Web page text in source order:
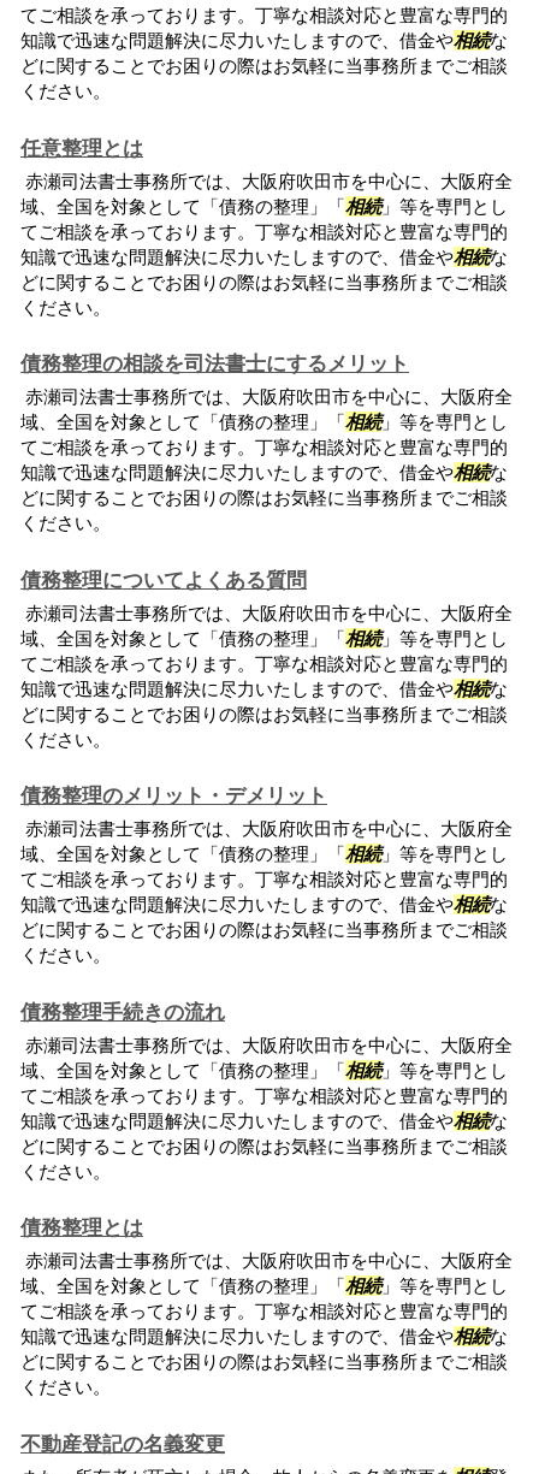
てご相談を承っております。丁寧な相談対応と豊富な専門的
知識で迅速な問題解決に尽力いたしますので、借金や相続な
どに関することでお困りの際はお気軽に当事務所までご相談
ください。
任意整理とは
赤瀬司法書士事務所では、大阪府吹田市を中心に、大阪府全
域、全国を対象として「債務の整理」「相続」等を専門とし
てご相談を承っております。丁寧な相談対応と豊富な専門的
知識で迅速な問題解決に尽力いたしますので、借金や相続な
どに関することでお困りの際はお気軽に当事務所までご相談
ください。
債務整理の相談を司法書士にするメリット
赤瀬司法書士事務所では、大阪府吹田市を中心に、大阪府全
域、全国を対象として「債務の整理」「相続」等を専門とし
てご相談を承っております。丁寧な相談対応と豊富な専門的
知識で迅速な問題解決に尽力いたしますので、借金や相続な
どに関することでお困りの際はお気軽に当事務所までご相談
ください。
債務整理についてよくある質問
赤瀬司法書士事務所では、大阪府吹田市を中心に、大阪府全
域、全国を対象として「債務の整理」「相続」等を専門とし
てご相談を承っております。丁寧な相談対応と豊富な専門的
知識で迅速な問題解決に尽力いたしますので、借金や相続な
どに関することでお困りの際はお気軽に当事務所までご相談
ください。
債務整理のメリット・デメリット
赤瀬司法書士事務所では、大阪府吹田市を中心に、大阪府全
域、全国を対象として「債務の整理」「相続」等を専門とし
てご相談を承っております。丁寧な相談対応と豊富な専門的
知識で迅速な問題解決に尽力いたしますので、借金や相続な
どに関することでお困りの際はお気軽に当事務所までご相談
ください。
債務整理手続きの流れ
赤瀬司法書士事務所では、大阪府吹田市を中心に、大阪府全
域、全国を対象として「債務の整理」「相続」等を専門とし
てご相談を承っております。丁寧な相談対応と豊富な専門的
知識で迅速な問題解決に尽力いたしますので、借金や相続な
どに関することでお困りの際はお気軽に当事務所までご相談
ください。
債務整理とは
赤瀬司法書士事務所では、大阪府吹田市を中心に、大阪府全
域、全国を対象として「債務の整理」「相続」等を専門とし
てご相談を承っております。丁寧な相談対応と豊富な専門的
知識で迅速な問題解決に尽力いたしますので、借金や相続な
どに関することでお困りの際はお気軽に当事務所までご相談
ください。
不動産登記の名義変更